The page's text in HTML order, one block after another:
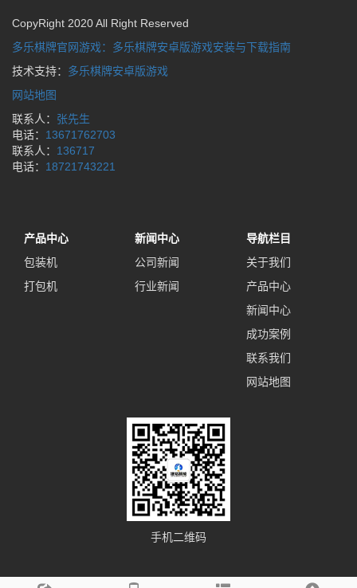
CopyRight 2020 All Right Reserved
多乐棋牌官网游戏：多乐棋牌安卓版游戏安装与下载指南
技术支持： 多乐棋牌安卓版游戏
网站地图
联系人： 张先生
电话： 13671762703
联系人： 136717
电话： 18721743221
产品中心
包装机
打包机
新闻中心
公司新闻
行业新闻
导航栏目
关于我们
产品中心
新闻中心
成功案例
联系我们
网站地图
手机二维码